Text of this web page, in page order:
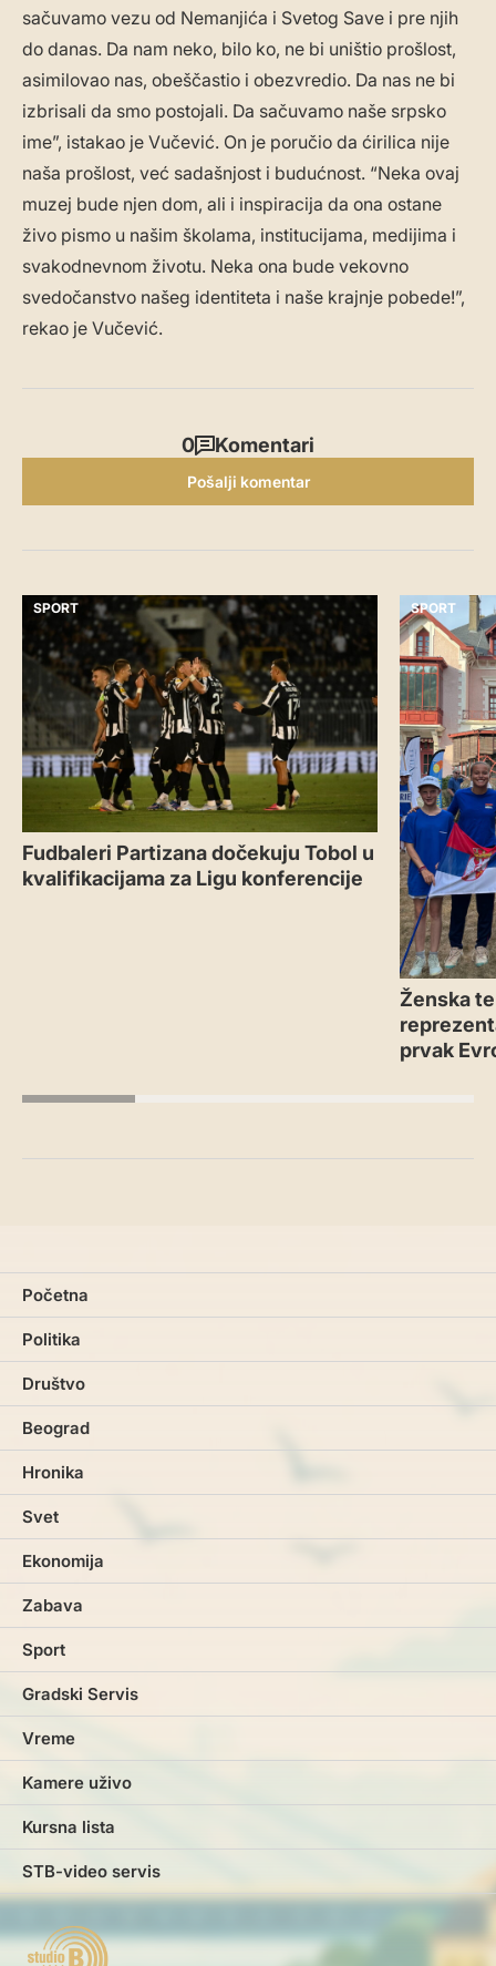
sačuvamo vezu od Nemanjića i Svetog Save i pre njih
do danas. Da nam neko, bilo ko, ne bi uništio prošlost,
asimilovao nas, obeščastio i obezvredio. Da nas ne bi
izbrisali da smo postojali. Da sačuvamo naše srpsko
ime”, istakao je Vučević. On je poručio da ćirilica nije
naša prošlost, već sadašnjost i budućnost. “Neka ovaj
muzej bude njen dom, ali i inspiracija da ona ostane
živo pismo u našim školama, institucijama, medijima i
svakodnevnom životu. Neka ona bude vekovno
svedočanstvo našeg identiteta i naše krajnje pobede!”,
rekao je Vučević.
0 Komentari
Pošalji komentar
SPORT
Fudbaleri Partizana dočekuju Tobol u
kvalifikacijama za Ligu konferencije
SPORT
Ženska
prvak
Početna
Politika
Društvo
Beograd
Hronika
Svet
Ekonomija
Zabava
Sport
Gradski Servis
Vreme
Kamere uživo
Kursna lista
STB-video servis